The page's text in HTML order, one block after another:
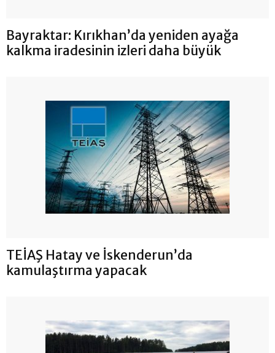
Bayraktar: Kırıkhan’da yeniden ayağa
kalkma iradesinin izleri daha büyük
TEİAŞ Hatay ve İskenderun’da
kamulaştırma yapacak